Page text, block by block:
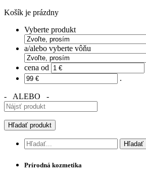
Košík je prázdny
Vyberte produkt
a/alebo vyberte vôňu
cena od
.
- ALEBO -
Prírodná kozmetika